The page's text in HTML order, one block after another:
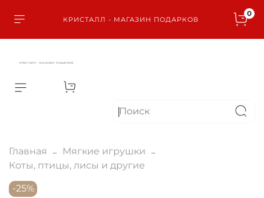
КРИСТАЛЛ - МАГАЗИН ПОДАРКОВ
0
КРИСТАЛЛ - МАГАЗИН ПОДАРКОВ
Главная
Мягкие игрушки
Коты, птицы, лисы и другие
-25%